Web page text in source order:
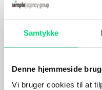
Samtykke
Denne hjemmeside
Vi bruger cookies til at
Webshops
Foranalyse
Og tekniske
bæredygtige, når
ansvarlige teams.
Når kultur bliver
kundeløsningen